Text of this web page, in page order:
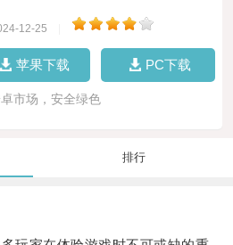
12-25
苹果下载 PC下载
市场，安全绿色
排行